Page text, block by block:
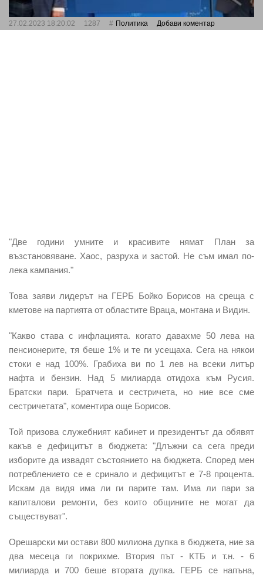
27.02.2023 18:20:02 1287 Политика Добави коментар
"Две години умните и красивите нямат План за
възстановяване. Хаос, разруха и застой. Не съм имал по-
лека кампания."
Това заяви лидерът на ГЕРБ Бойко Борисов на среща с
кметове на партията от областите Враца, монтана и Видин.
"Какво става с инфлацията. когато давахме 50 лева на
пенсионерите, тя беше 1% и те ги усещаха. Сега на някои
стоки е над 100%. Грабиха ви по 1 лев на всеки литър
нафта и бензин. Над 5 милиарда отидоха към Русия.
Братски пари. Братчета и сестричета, но ние все сме
сестричетата", коментира още Борисов.
Той призова служебният кабинет и президентът да обявят
какъв е дефицитът в бюджета: "Длъжни са сега преди
изборите да извадят състоянието на бюджета. Според мен
потреблението се е сринало и дефицитът е 7-8 процента.
Искам да видя има ли ги парите там. Има ли пари за
капиталови ремонти, без които общините не могат да
съществуват".
Орешарски ми остави 800 милиона дупка в бюджета, ние за
два месеца ги покрихме. Втория път - КТБ и т.н. - 6
милиарда и 700 беше втората дупка. ГЕРБ се напъна,